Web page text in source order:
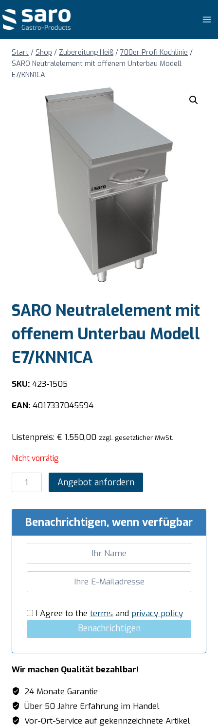
Inhalt
springen
Start / Shop / Zubereitung Heiß / 700er Profi Kochlinie /
SARO Neutralelement mit offenem Unterbau Modell
E7/KNN1CA
SARO Neutralelement mit
offenem Unterbau Modell
E7/KNN1CA
SKU: 423-1505
EAN: 4017337045594
Listenpreis: € 1.550,00 zzgl. gesetzlicher MwSt.
Nicht vorrätig
SARO
Neutralelement
offenem
Modell
Menge
Angebot anfordern
Benachrichtigen, wenn verfügbar
I Agree to the terms and privacy policy
Benachrichtigen
Wir machen Qualität bezahlbar!
24 Monate Garantie
Über 50 Jahre Erfahrung im Handel
Vor-Ort-Service auf gekennzeichnete Artikel